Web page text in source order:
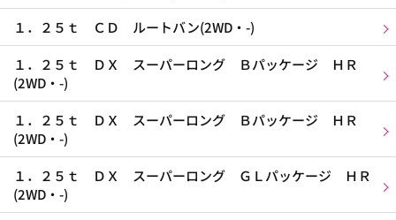
１．２５ｔ ＣＤ ルートバン(2WD・-)
１．２５ｔ ＤＸ スーパーロング Ｂパッケージ ＨＲ
(2WD・-)
１．２５ｔ ＤＸ スーパーロング Ｂパッケージ ＨＲ
(2WD・-)
１．２５ｔ ＤＸ スーパーロング ＧＬパッケージ ＨＲ
(2WD・-)